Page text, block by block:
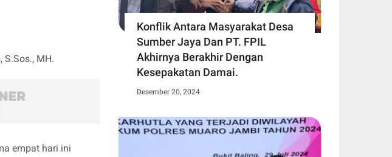
S.Sos., MH.
empat hari ini
Konflik Antara Masyarakat Desa
Sumber Jaya Dan PT. FPIL
Akhirnya Berakhir Dengan
Kesepakatan Damai.
Desember 20, 2024